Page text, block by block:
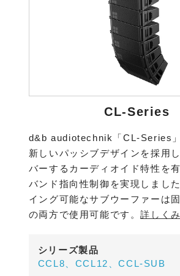
CL-Series
d&b audiotechnik「CL-Series
新しいパッシブデザインを採用
バーするカーディオイド特性を
バンド指向性制御を実現しまし
イング可能なサブウーファーは
の両方で使用可能です。詳しく
シリーズ製品
CCL8、CCL12、CCL-SUB